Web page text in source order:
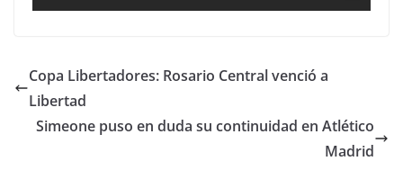
Copa Libertadores: Rosario Central venció a
Libertad
Simeone puso en duda su continuidad en Atlético
Madrid